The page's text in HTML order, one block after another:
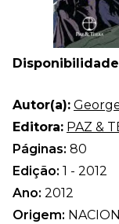
Autor(a):
Editora: PAZ &
Páginas: 80
Edição: 1 - 2012
Ano: 2012
Origem: